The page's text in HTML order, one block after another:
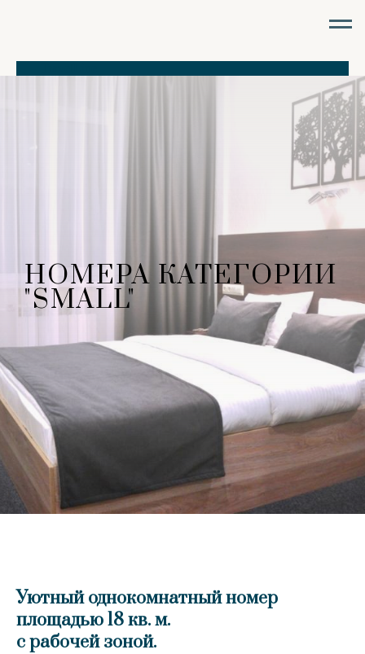
НОМЕРА КАТЕГОРИИ
"SMALL"
Уютный однокомнатный номер
площадью 18 кв. м.
с рабочей зоной.